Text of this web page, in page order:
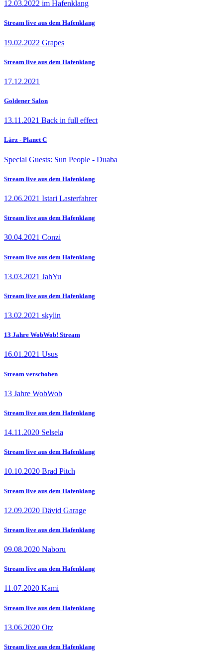
12.03.2022 im Hafenklang
Stream live aus dem Hafenklang
19.02.2022 Grapes
Stream live aus dem Hafenklang
17.12.2021
Goldener Salon
13.11.2021 Back in full effect
Lärz - Planet C
Special Guests: Sun People - Duaba
Stream live aus dem Hafenklang
12.06.2021 Istari Lasterfahrer
Stream live aus dem Hafenklang
30.04.2021 Conzi
Stream live aus dem Hafenklang
13.03.2021 JahYu
Stream live aus dem Hafenklang
13.02.2021 skylin
13 Jahre WobWob! Stream
16.01.2021 Usus
Stream verschoben
13 Jahre WobWob
Stream live aus dem Hafenklang
14.11.2020 Selsela
Stream live aus dem Hafenklang
10.10.2020 Brad Pitch
Stream live aus dem Hafenklang
12.09.2020 Dävid Garage
Stream live aus dem Hafenklang
09.08.2020 Naboru
Stream live aus dem Hafenklang
11.07.2020 Kami
Stream live aus dem Hafenklang
13.06.2020 Otz
Stream live aus dem Hafenklang